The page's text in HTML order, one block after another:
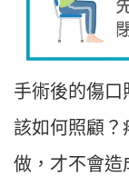
手術後的傷口
該如何照顧？
做，才不會造